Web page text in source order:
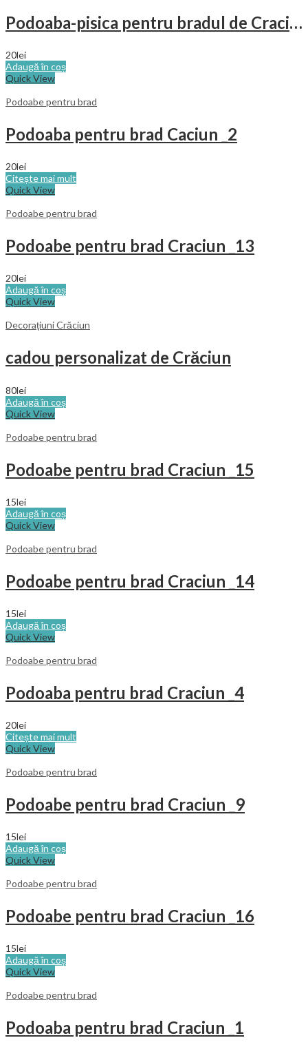
Podoaba-pisica pentru bradul de Craciun
20lei
Adaugă în coș
Quick View
Podoabe pentru brad
Podoaba pentru brad Caciun _2
20lei
Citește mai mult
Quick View
Podoabe pentru brad
Podoabe pentru brad Craciun _13
20lei
Adaugă în coș
Quick View
Decoraţiuni Crăciun
cadou personalizat de Crăciun
80lei
Adaugă în coș
Quick View
Podoabe pentru brad
Podoabe pentru brad Craciun _15
15lei
Adaugă în coș
Quick View
Podoabe pentru brad
Podoabe pentru brad Craciun _14
15lei
Adaugă în coș
Quick View
Podoabe pentru brad
Podoaba pentru brad Craciun _4
20lei
Citește mai mult
Quick View
Podoabe pentru brad
Podoabe pentru brad Craciun _9
15lei
Adaugă în coș
Quick View
Podoabe pentru brad
Podoabe pentru brad Craciun _16
15lei
Adaugă în coș
Quick View
Podoabe pentru brad
Podoaba pentru brad Craciun _1